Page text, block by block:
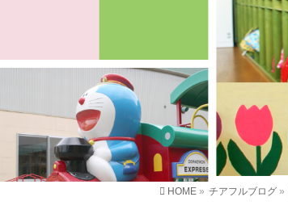
HOME » チアフルブログ »